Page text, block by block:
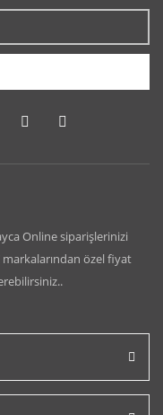
Online siparişlerinizi
özel fiyat